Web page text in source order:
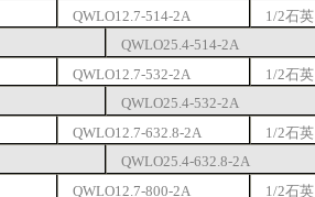
QWLO12.7-514-2A 1/2石英
QWLO25.4-514-2A
QWLO12.7-532-2A 1/2石英
QWLO25.4-532-2A
QWLO12.7-632.8-2A 1/2石英
QWLO25.4-632.8-2A
QWLO12.7-800-2A 1/2石英